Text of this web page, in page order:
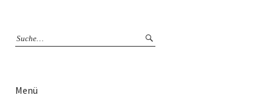
Menü